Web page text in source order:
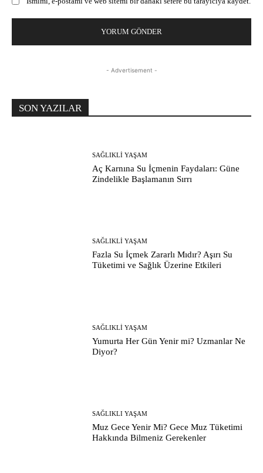
- Advertisement -
SON YAZILAR
SAĞLIKLI YAŞAM
Aç Karnına Su İçmenin Faydaları: Güne
Zindelikle Başlamanın Sırrı
SAĞLIKLI YAŞAM
Fazla Su İçmek Zararlı Mıdır? Aşırı Su
Tüketimi ve Sağlık Üzerine Etkileri
SAĞLIKLI YAŞAM
Yumurta Her Gün Yenir mi? Uzmanlar Ne
Diyor?
SAĞLIKLI YAŞAM
Muz Gece Yenir Mi? Gece Muz Tüketimi
Hakkında Bilmeniz Gerekenler